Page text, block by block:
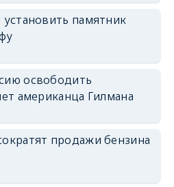
памятник
освободить
американца Гилмана
продажи бензина